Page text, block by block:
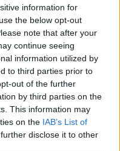
information for
the below opt-out
note that after your
continue seeing
information utilized by
to third parties prior to
out of the further
by third parties on the
This information may
on the IAB’s List of
disclose it to other
status/
się zwczorajszymi
z przenosinami do
formacja planuje
personalnych tak, aby
Rische był członkiem
roku, gdy zajął
tej nie udało się
kwalifikacjach do
czasie musiała ona